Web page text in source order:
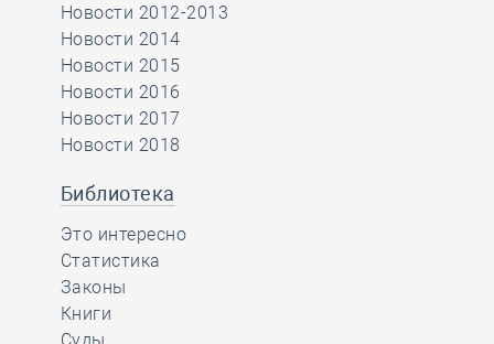
Новости 2012-2013
Новости 2014
Новости 2015
Новости 2016
Новости 2017
Новости 2018
Библиотека
Это интересно
Статистика
Законы
Книги